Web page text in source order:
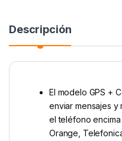
Descripción
El modelo GPS +
enviar mensajes y
el teléfono
Orange,